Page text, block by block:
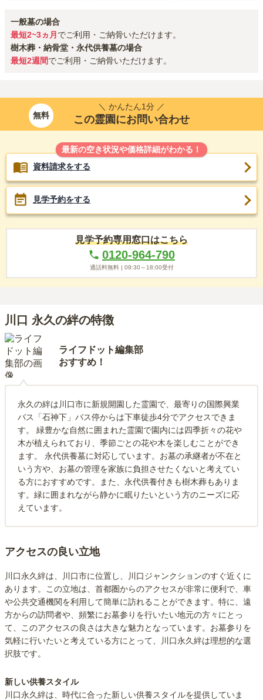
一般墓の場合
最短2~3ヵ月 でご利用・ご納骨いただけます。
樹木葬・納骨堂・永代供養墓の場合
最短2週間でご利用・ご納骨いただけます。
無料
＼ かんたん1分 ／
この霊園にお問い合わせ
最新の空き状況や価格詳細がわかる！
資料請求をする
見学予約をする
見学予約専用窓口はこちら
0120-964-790
通話料無料 | 09:30～18:00受付
川口 永久の絆の特徴
ライフドット編集部
おすすめ！
永久の絆は川口市に新規開園した霊園で、最寄りの国際興業
バス「石神下」バス停からは下車徒歩4分でアクセスできま
す。 緑豊かな自然に囲まれた霊園で園内には四季折々の花や
木が植えられており、季節ごとの花や木を楽しむことができ
ます。 永代供養墓に対応しています。お墓の承継者が不在と
いう方や、お墓の管理を家族に負担させたくないと考えてい
る方におすすめです。また、永代供養付きも樹木葬もありま
す。緑に囲まれながら静かに眠りたいという方のニーズに応
えています。
アクセスの良い立地
川口永久絆は、川口市に位置し、川口ジャンクションのすぐ近くに
あります。この立地は、首都圏からのアクセスが非常に便利で、車
や公共交通機関を利用して簡単に訪れることができます。特に、遠
方からの訪問者や、頻繁にお墓参りを行いたい地元の方々にとっ
て、このアクセスの良さは大きな魅力となっています。お墓参りを
気軽に行いたいと考えている方にとって、川口永久絆は理想的な選
択肢です。
新しい供養スタイル
川口永久絆は、時代に合った新しい供養スタイルを提供していま